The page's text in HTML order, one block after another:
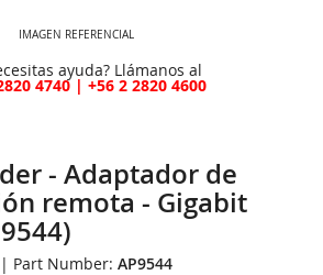
IMAGEN REFERENCIAL
ayuda? Llámanos al
4740 | +56 2 2820 4600
- Adaptador de
remota - Gigabit
| Part Number:AP9544